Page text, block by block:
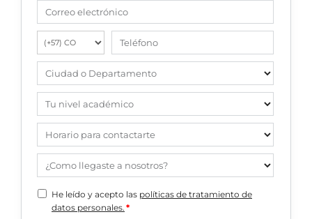
Correo electrónico
Teléfono
Ciudad o Departamento
Tu nivel académico
Horario para contactarte
¿Como llegaste a nosotros?
He leído y acepto las políticas de tratamiento de
datos personales. *